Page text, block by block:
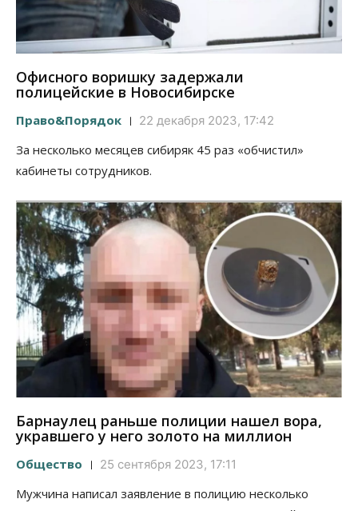
Офисного воришку задержали
полицейские в Новосибирске
Право&Порядок 22 декабря 2023, 17:42
За несколько месяцев сибиряк 45 раз «обчистил»
кабинеты сотрудников.
Барнаулец раньше полиции нашел вора,
укравшего у него золото на миллион
Общество 25 сентября 2023, 17:11
Мужчина написал заявление в полицию несколько